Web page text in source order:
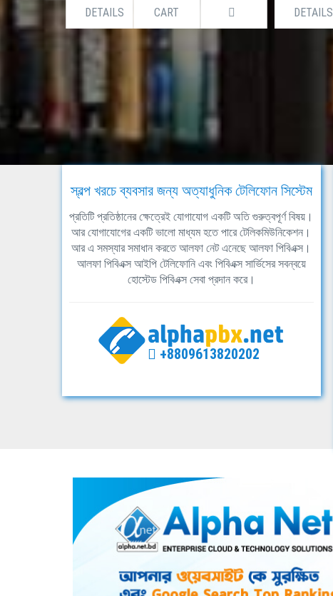
DETAILS CART DETAILS
স্বল্প খরচে ব্যবসার জন্য অত্যাধুনিক টেলিফোন সিস্টেম
প্রতিটি প্রতিষ্ঠানের ক্ষেত্রেই যোগাযোগ একটি অতি গুরুত্বপূর্ণ বিষয়।
আর যোগাযোগের একটি ভালো মাধ্যম হতে পারে টেলিকমিউনিকেশন।
আর এ সমস্যার সমাধান করতে আলফা নেট এনেছে আলফা পিবিএক্স।
আলফা পিবিএক্স আইপি টেলিফোনি এবং পিবিএক্স সার্ভিসের সবন্বয়ে
হোস্টেড পিবিএক্স সেবা প্রদান করে।
+8809613820202